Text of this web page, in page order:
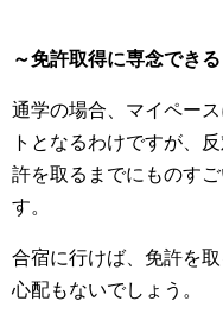
～免許取得に専念できる
通学の場合、マイペー
トとなるわけですが、
許を取るまでにものす
す。
合宿に行けば、免許を
心配もないでしょう。